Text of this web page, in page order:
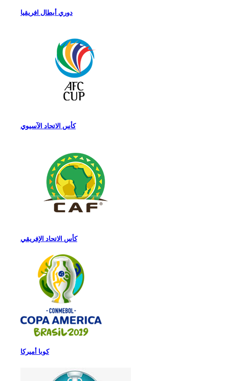
دوري أبطال افريقيا
كأس الاتحاد الآسيوي
كأس الاتحاد الإفريقي
كوبا أميركا